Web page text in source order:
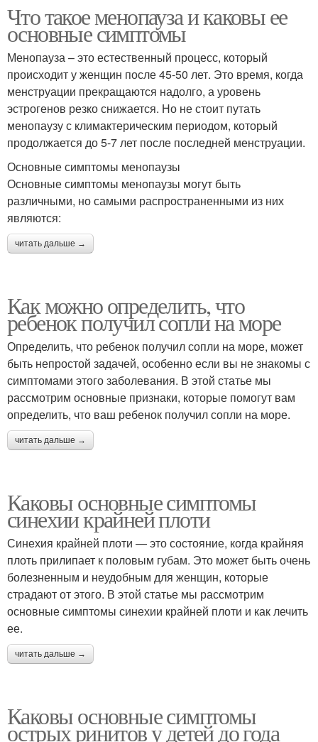
Что такое менопауза и каковы ее
основные симптомы
Менопауза – это естественный процесс, который
происходит у женщин после 45-50 лет. Это время, когда
менструации прекращаются надолго, а уровень
эстрогенов резко снижается. Но не стоит путать
менопаузу с климактерическим периодом, который
продолжается до 5-7 лет после последней менструации.
Основные симптомы менопаузы
Основные симптомы менопаузы могут быть
различными, но самыми распространенными из них
являются:
читать дальше →
Как можно определить, что
ребенок получил сопли на море
Определить, что ребенок получил сопли на море, может
быть непростой задачей, особенно если вы не знакомы с
симптомами этого заболевания. В этой статье мы
рассмотрим основные признаки, которые помогут вам
определить, что ваш ребенок получил сопли на море.
читать дальше →
Каковы основные симптомы
синехии крайней плоти
Синехия крайней плоти — это состояние, когда крайняя
плоть прилипает к половым губам. Это может быть очень
болезненным и неудобным для женщин, которые
страдают от этого. В этой статье мы рассмотрим
основные симптомы синехии крайней плоти и как лечить
ее.
читать дальше →
Каковы основные симптомы
острых ринитов у детей до года